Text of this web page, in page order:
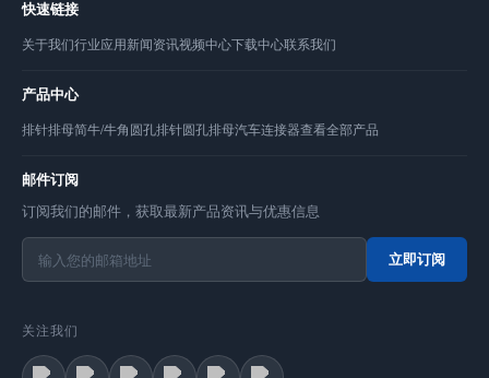
快速链接
关于我们行业应用新闻资讯视频中心下载中心联系我们
产品中心
排针排母简牛/牛角圆孔排针圆孔排母汽车连接器查看全部产品
邮件订阅
订阅我们的邮件，获取最新产品资讯与优惠信息
立即订阅
关注我们